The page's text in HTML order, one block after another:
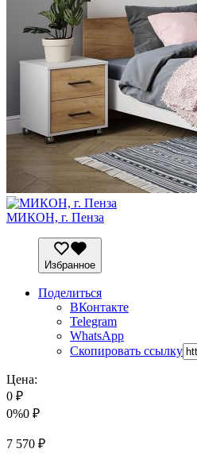
МИКОН, г. Пенза
Избранное
Поделиться
ВКонтакте
Telegram
WhatsApp
Скопировать ссылку
Цена:
0 ₽
0%0 ₽
7 570 ₽